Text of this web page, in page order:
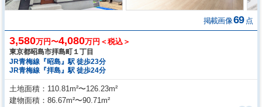
掲載画像69 点
3,580万円〜4,080万円＜税込＞
東京都昭島市拝島町１丁目
JR青梅線『昭島』駅 徒歩23分
JR青梅線『拝島』駅 徒歩24分
土地面積
110.81m²〜126.23m²
建物面積
86.67m²〜90.71m²